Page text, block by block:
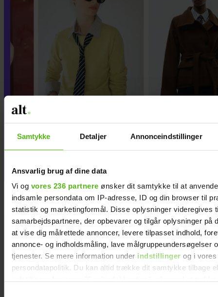
Samtykke Detaljer Annonceindstillinger
Ansvarlig brug af dine data
Vi og vores 236 partnere ønsker dit samtykke til at
indsamle persondata om IP-adresse, ID og din browser til
statistik og marketingformål. Disse oplysninger videregives
samarbejdspartnere, der opbevarer og tilgår oplysninger på
at vise dig målrettede annoncer, levere tilpasset indhold,
annonce- og indholdsmåling, lave målgruppeundersøgelser
tjenester. Se mere information under indstillinger og i vores
persondatapolitik. Du kan altid trække dit samtykke tilbage
Guldknap-prisen 2026: Her kan
du stemme på din favorit
Samira Nawa:
”Det er
fantastisk at
have min